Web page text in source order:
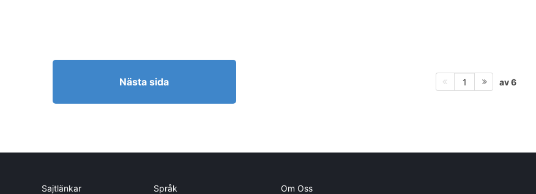
Nästa sida 1 av 6
Sajtlänkar Språk Om Oss